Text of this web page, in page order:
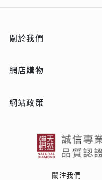
關於我們
網店購物
網站政策
關注我們